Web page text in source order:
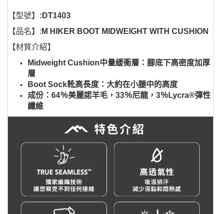
【型號】 :DT1403
【品名】: M HIKER BOOT MIDWEIGHT WITH CUSHION
【材質介紹】
Midweight Cushion中量緩衝層：腳底下高密度加厚
層
Boot Sock靴高長度：大約在小腿中的高度
成份：64％美麗諾羊毛，33％尼龍，3％Lycra®彈性
纖維